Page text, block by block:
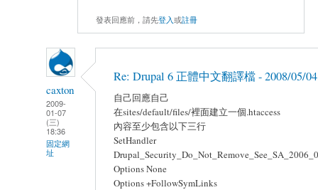
發表回應前，請先登入或註冊
caxton
2009-
01-07
(三)
18:36
固定網
址
Re: Drupal 6 正體中文翻譯檔 - 2008/05/04
自己回應自己
在sites/default/files/裡面建立一個.htaccess
內容至少包含以下三行
SetHandler
Options None
Options +FollowSymLinks